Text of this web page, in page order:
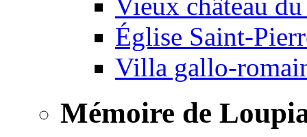
Vieux château
Église Saint-
Villa gallo-
Mémoire de